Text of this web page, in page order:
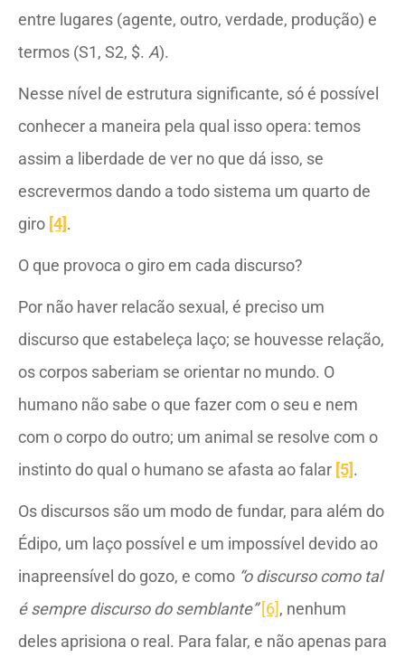
entre lugares (agente, outro, verdade, produção) e
termos (S1, S2, $. A).
Nesse nível de estrutura significante, só é possível
conhecer a maneira pela qual isso opera: temos
assim a liberdade de ver no que dá isso, se
escrevermos dando a todo sistema um quarto de
giro [4].
O que provoca o giro em cada discurso?
Por não haver relacão sexual, é preciso um
discurso que estabeleça laço; se houvesse relação,
os corpos saberiam se orientar no mundo. O
humano não sabe o que fazer com o seu e nem
com o corpo do outro; um animal se resolve com o
instinto do qual o humano se afasta ao falar [5].
Os discursos são um modo de fundar, para além do
Édipo, um laço possível e um impossível devido ao
inapreensível do gozo, e como “o discurso como tal
é sempre discurso do semblante” [6], nenhum
deles aprisiona o real. Para falar, e não apenas para